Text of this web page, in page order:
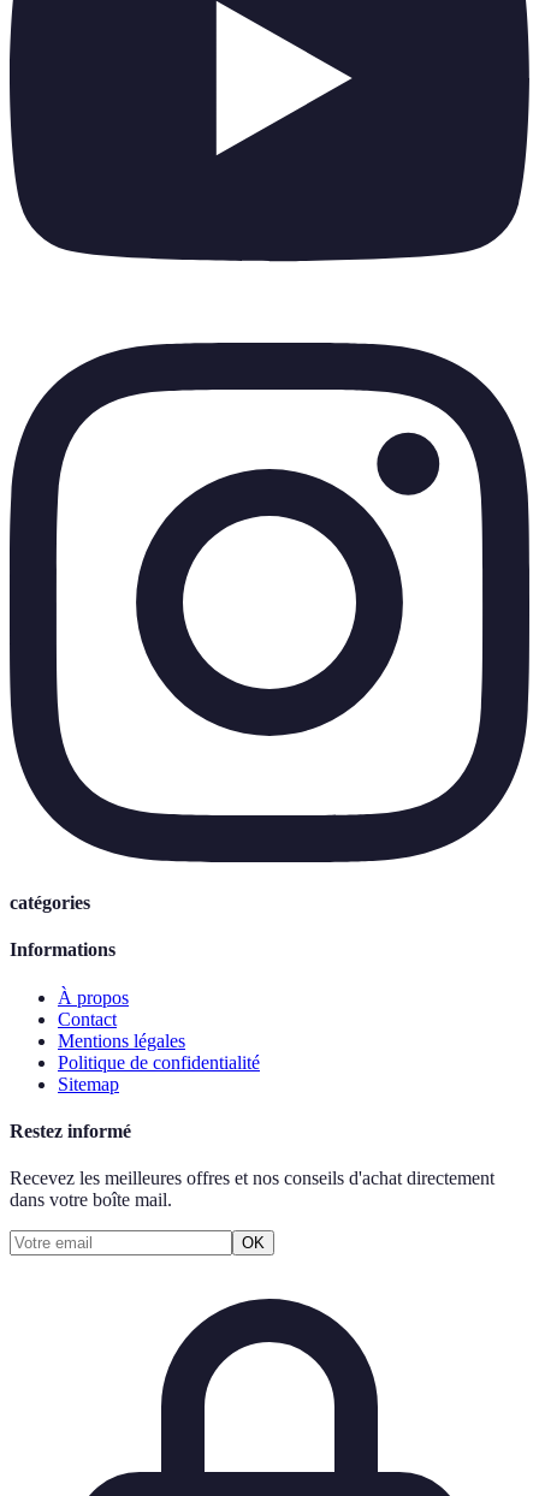
catégories
Informations
À propos
Contact
Mentions légales
Politique de confidentialité
Sitemap
Restez informé
Recevez les meilleures offres et nos conseils d'achat directement
dans votre boîte mail.
OK